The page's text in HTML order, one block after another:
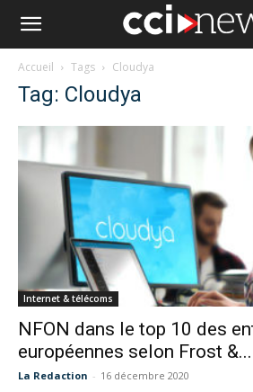
Accueil Tags Cloudya
Tag: Cloudya
Internet & télécoms
NFON dans le top 10 des
européennes selon Frost &...
La Redaction - 16 décembre 2020